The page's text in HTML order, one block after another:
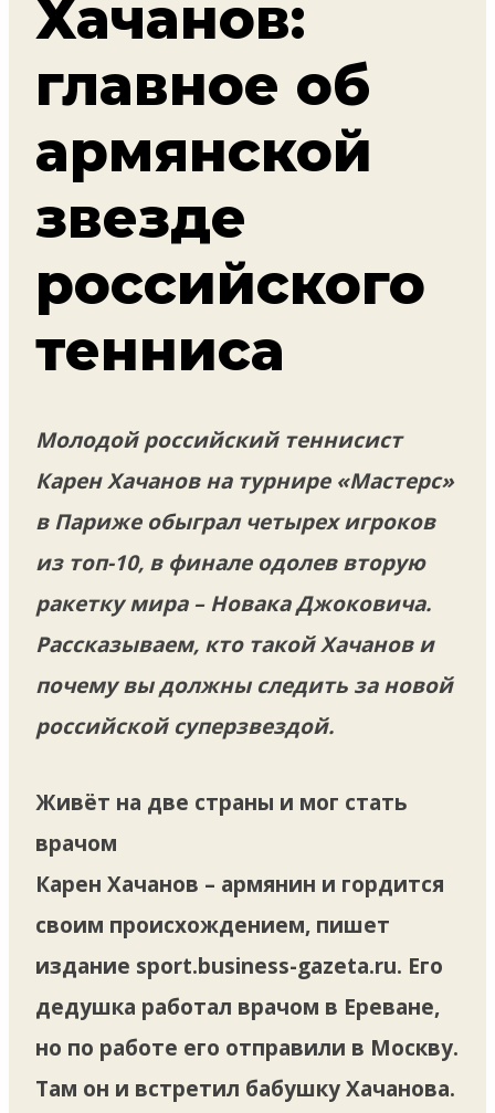
Хачанов:
главное об
армянской
звезде
российского
тенниса
Молодой российский теннисист
Карен Хачанов на турнире «Мастерс»
в Париже обыграл четырех игроков
из топ-10, в финале одолев вторую
ракетку мира – Новака Джоковича.
Рассказываем, кто такой Хачанов и
почему вы должны следить за новой
российской суперзвездой.
Живёт на две страны и мог стать
врачом
Карен Хачанов – армянин и гордится
своим происхождением, пишет
издание sport.business-gazeta.ru. Его
дедушка работал врачом в Ереване,
но по работе его отправили в Москву.
Там он и встретил бабушку Хачанова.